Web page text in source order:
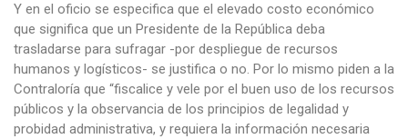
Y en el oficio se especifica que el elevado costo económico
que significa que un Presidente de la República deba
trasladarse para sufragar -por despliegue de recursos
humanos y logísticos- se justifica o no. Por lo mismo piden a la
Contraloría que “fiscalice y vele por el buen uso de los recursos
públicos y la observancia de los principios de legalidad y
probidad administrativa, y requiera la información necesaria